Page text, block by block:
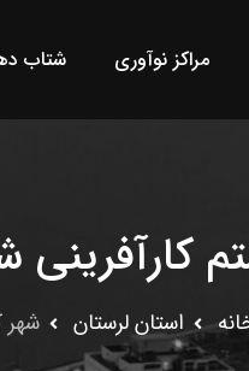
مراکز نوآوری شتاب
استان لرستان